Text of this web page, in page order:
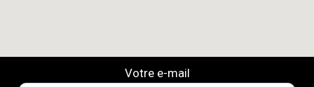
Votre e-mail